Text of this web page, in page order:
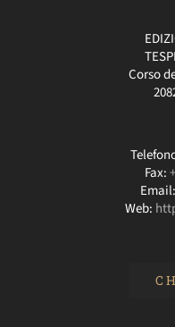
Corso
Fax:
Email:
Web: